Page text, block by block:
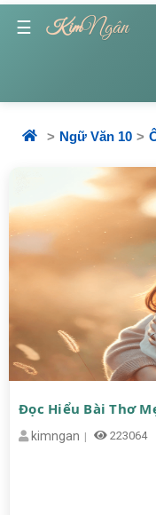
☰ KimNgân
Ngữ Văn 10
Đọc Hiểu Bài Thơ
kimngan 223064